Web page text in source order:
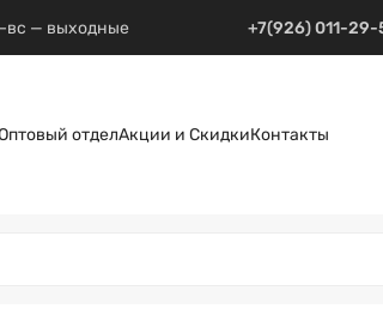
— выходные +7(926) 011-29-
отделАкции и СкидкиКонтакты